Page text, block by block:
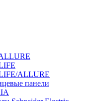
ALLURE
панели